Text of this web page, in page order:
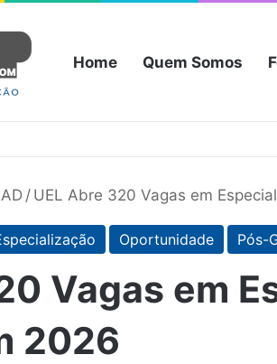
Home Quem Somos
/ UEL Abre 320 Vagas em
Oportunidade Pós-
Vagas em
2026